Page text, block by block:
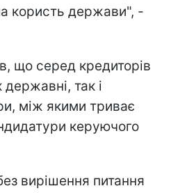
користь держави", -
що серед кредиторів
так і
між якими триває
керуючого
вирішення питання